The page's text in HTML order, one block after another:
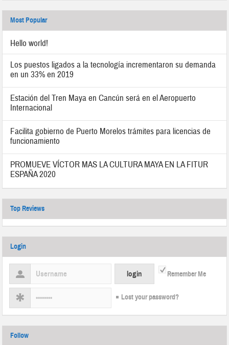
Most Popular
Hello world!
Los puestos ligados a la tecnología incrementaron su demanda
en un 33% en 2019
Estación del Tren Maya en Cancún será en el Aeropuerto
Internacional
Facilita gobierno de Puerto Morelos trámites para licencias de
funcionamiento
PROMUEVE VÍCTOR MAS LA CULTURA MAYA EN LA FITUR
ESPAÑA 2020
Top Reviews
Login
Remember Me
Lost your password?
Follow